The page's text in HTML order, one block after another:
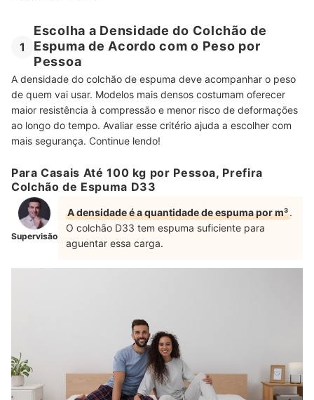
1
Escolha a Densidade do Colchão de
Espuma de Acordo com o Peso por
Pessoa
A densidade do colchão de espuma deve acompanhar o peso
de quem vai usar. Modelos mais densos costumam oferecer
maior resistência à compressão e menor risco de deformações
ao longo do tempo. Avaliar esse critério ajuda a escolher com
mais segurança. Continue lendo!
Para Casais Até 100 kg por Pessoa, Prefira
Colchão de Espuma D33
Supervisão
A densidade é a quantidade de espuma por m³.
O colchão D33 tem espuma suficiente para
aguentar essa carga.